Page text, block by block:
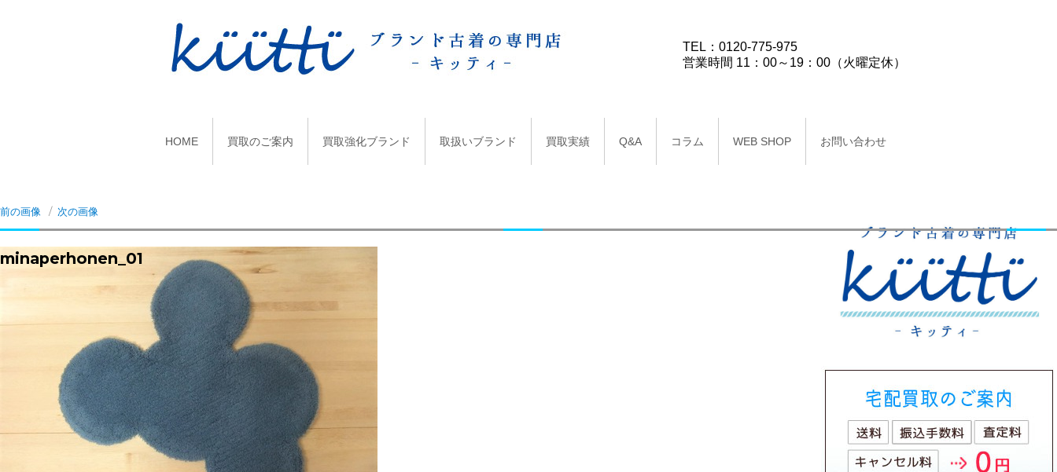
TEL：0120-775-975
営業時間 11：00～19：00（火曜定休）
HOME 買取のご案内 買取強化ブランド 取扱いブランド 買取実績 Q&A コラム WEB SHOP お問い合わせ
前の画像 次の画像
minaperhonen_01